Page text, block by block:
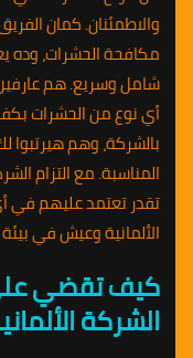
والاطمئنان. كمان
مكافحة الحشرات، وده
شامل وسريع. هم
أي نوع من الحشرات
بالشركة، وهم هيرتبوا
تقدر تعتمد عليهم في
الألمانية وعيش في
كيف تقضي
الشركة